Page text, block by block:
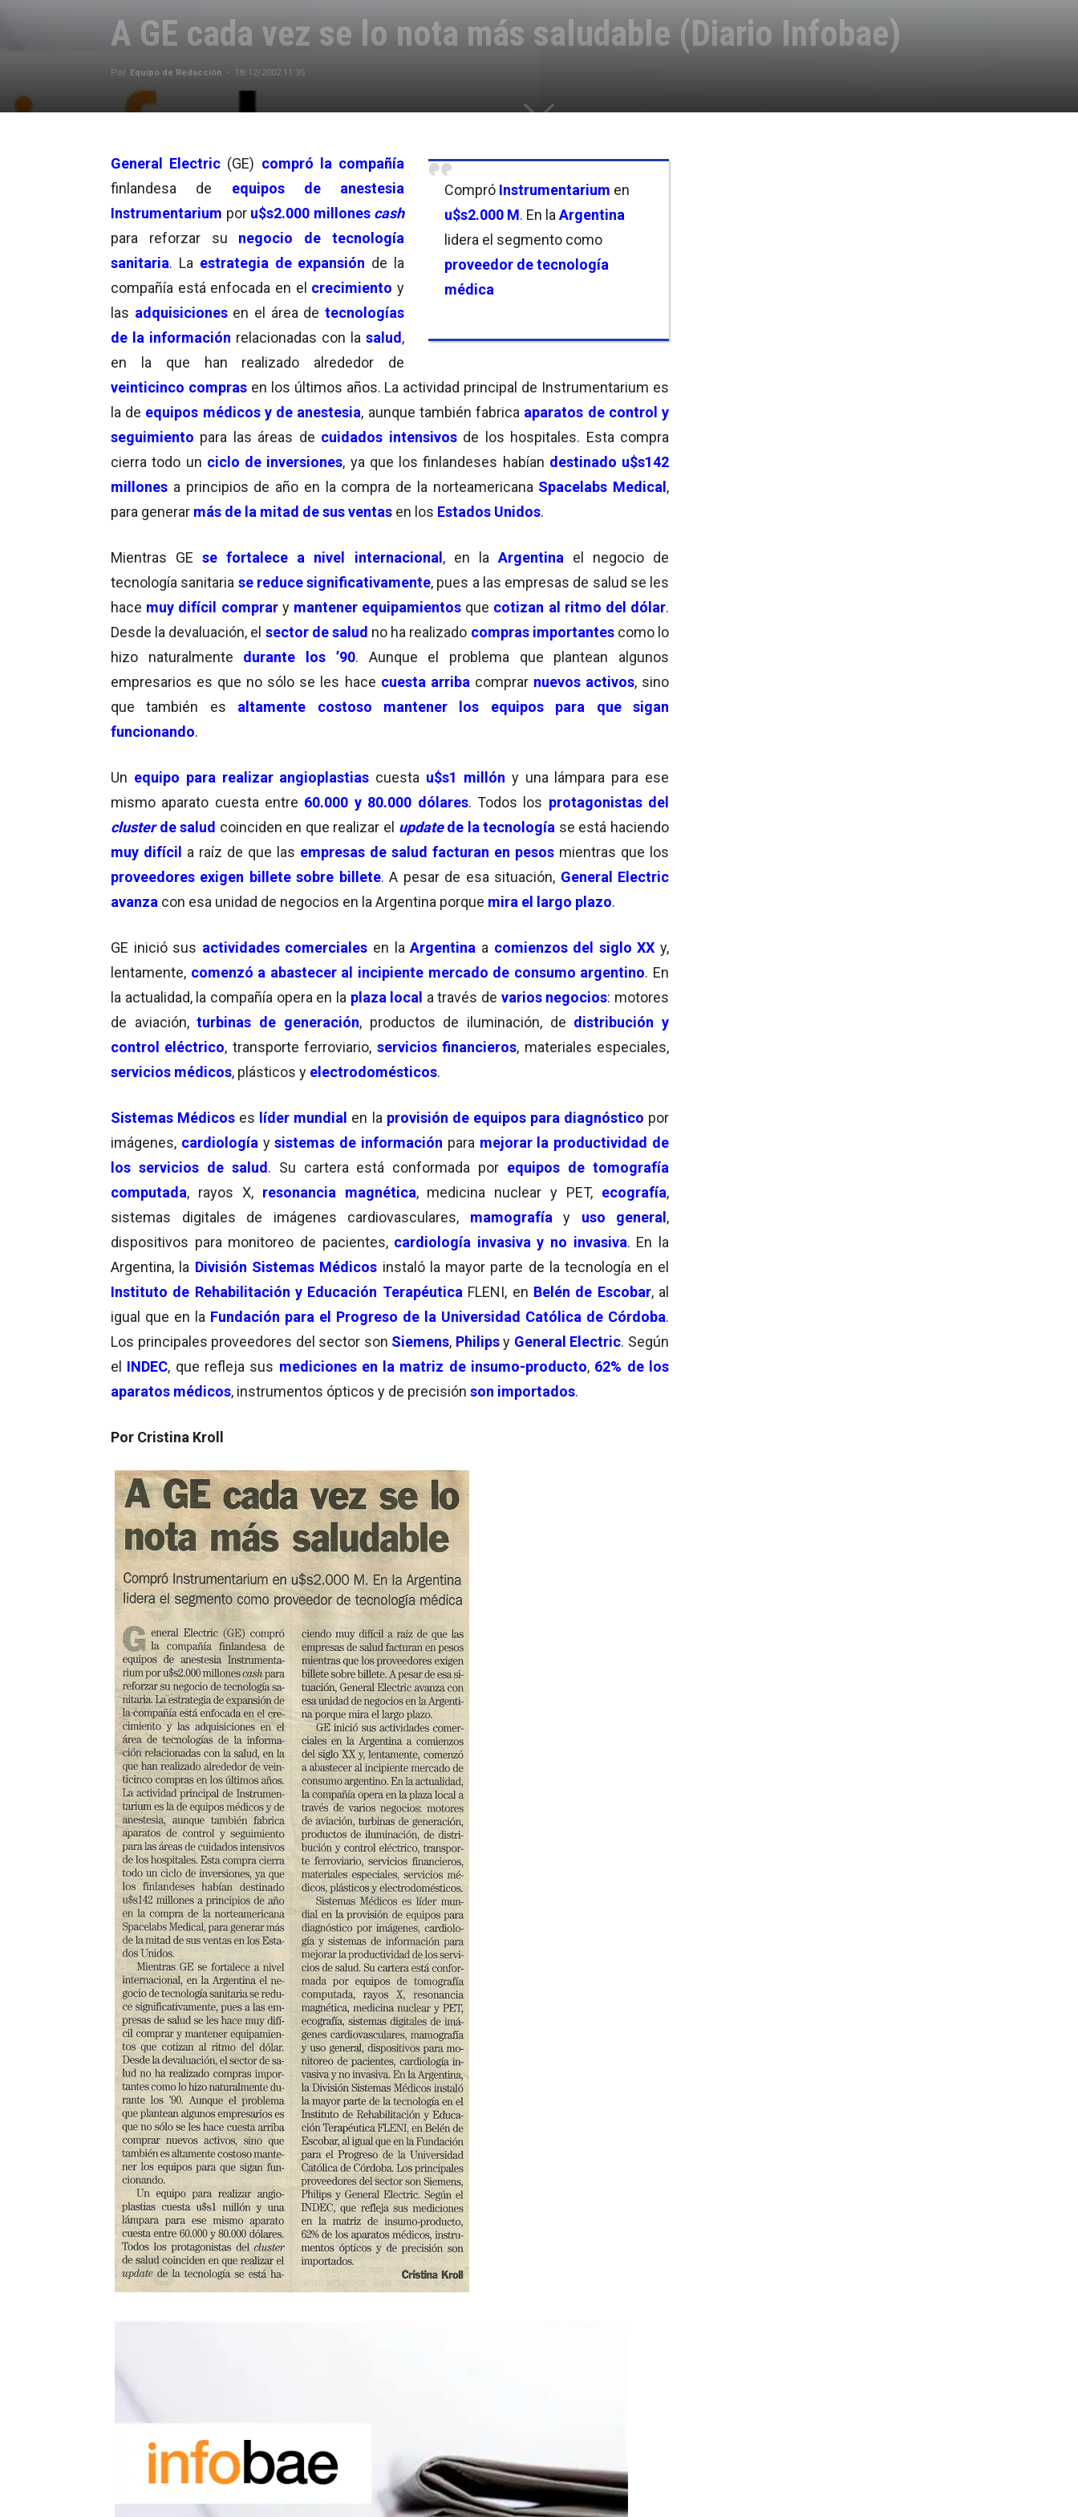
A GE cada vez se lo nota más saludable (Diario Infobae)
Por Equipo de Redacción - 18/12/2002 11:35
Compró Instrumentarium en
u$s2.000 M. En la Argentina
lidera el segmento como
proveedor de tecnología
médica
General Electric (GE) compró la compañía
finlandesa de equipos de anestesia
Instrumentarium por u$s2.000 millones cash
para reforzar su negocio de tecnología
sanitaria. La estrategia de expansión de la
compañía está enfocada en el crecimiento y
las adquisiciones en el área detecnologías
de la información relacionadas con la salud,
en la que han realizado alrededor de
veinticinco comprasen los últimos años. La actividad principal de Instrumentarium es
la de equipos médicos y de anestesia, aunque también fabrica aparatos de control y
seguimiento para las áreas de cuidados intensivos de los hospitales. Esta compra
cierra todo un ciclo de inversiones, ya que los finlandeses habían destinado u$s142
millones a principios de año en la compra de la norteamericana Spacelabs Medical,
para generar más de la mitad de sus ventas en los Estados Unidos.
Mientras GEse fortalece a nivel internacional, en la Argentina
el negocio de
tecnología sanitaria se reduce significativamente, pues a las empresas de salud se les
hace muy difícil comprar y mantener equipamientos que cotizan al ritmo del dólar.
Desde la devaluación, el sector de salud no ha realizado compras importantes como lo
hizo naturalmente durante los ’90. Aunque el problema que plantean algunos
empresarios es que no sólo se les hace cuesta arriba comprarnuevos activos, sino
que también es altamente costoso
mantener los equipos para que sigan
funcionando.
Un equipo para realizar angioplastias cuesta u$s1 millón y una lámpara para ese
mismo aparato cuesta entre 60.000 y 80.000 dólares. Todos los protagonistas del
clusterde salud coinciden en que realizar el updatede la tecnología se está haciendo
muy difícil a raíz de que las empresas de salud facturan en pesos mientras que los
proveedores exigen billete sobre billete. A pesar de esa situación, General Electric
avanza con esa unidad de negocios en la Argentina porque mira el largo plazo.
GE inició sus actividades comerciales en laArgentina a comienzos del siglo XX y,
lentamente, comenzó a abastecer al incipiente mercado de consumo argentino. En
la actualidad, la compañía opera en la plaza local a través de varios negocios: motores
de aviación,turbinas de generación, productos de iluminación, de distribución y
control eléctrico, transporte ferroviario, servicios financieros, materiales especiales,
servicios médicos, plásticos y electrodomésticos.
Sistemas Médicos es líder mundial en la provisión de equipos para diagnóstico por
imágenes, cardiología ysistemas de información para mejorar la productividad de
los servicios de salud. Su cartera está conformada por equipos de tomografía
computada, rayos X, resonancia magnética, medicina nuclear y PET, ecografía,
sistemas digitales de imágenes cardiovasculares, mamografía y uso general,
dispositivos para monitoreo de pacientes, cardiología invasiva y no invasiva. En la
Argentina, la División Sistemas Médicos instaló la mayor parte de la tecnología en el
Instituto de Rehabilitación y Educación Terapéutica FLENI, en Belén de Escobar, al
igual que en la Fundación para el Progreso de la Universidad Católica de Córdoba.
Los principales proveedores del sector son Siemens, Philips y General Electric. Según
el INDEC, que refleja sus mediciones en la matriz de insumo-producto, 62% de los
aparatos médicos, instrumentos ópticos y de precisión son importados.
Por Cristina Kroll